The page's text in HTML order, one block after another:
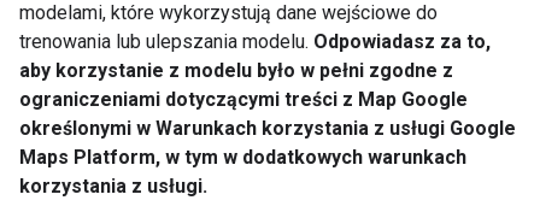
modelami, które wykorzystują dane wejściowe do
trenowania lub ulepszania modelu. Odpowiadasz za to,
aby korzystanie z modelu było w pełni zgodne z
ograniczeniami dotyczącymi treści z Map Google
określonymi w Warunkach korzystania z usługi Google
Maps Platform, w tym w dodatkowych warunkach
korzystania z usługi.